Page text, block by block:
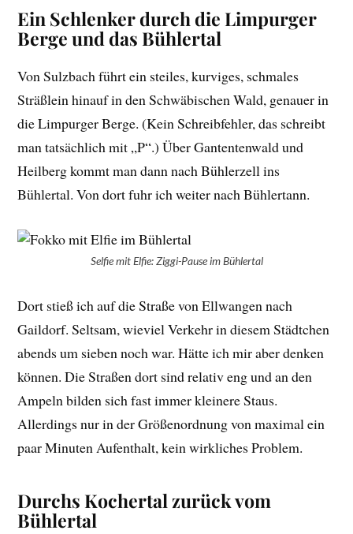
Ein Schlenker durch die Limpurger
Berge und das Bühlertal
Von Sulzbach führt ein steiles, kurviges, schmales
Sträßlein hinauf in den Schwäbischen Wald, genauer in
die Limpurger Berge. (Kein Schreibfehler, das schreibt
man tatsächlich mit „P“.) Über Gantentenwald und
Heilberg kommt man dann nach Bühlerzell ins
Bühlertal. Von dort fuhr ich weiter nach Bühlertann.
Selfie mit Elfie: Ziggi-Pause im Bühlertal
Dort stieß ich auf die Straße von Ellwangen nach
Gaildorf. Seltsam, wieviel Verkehr in diesem Städtchen
abends um sieben noch war. Hätte ich mir aber denken
können. Die Straßen dort sind relativ eng und an den
Ampeln bilden sich fast immer kleinere Staus.
Allerdings nur in der Größenordnung von maximal ein
paar Minuten Aufenthalt, kein wirkliches Problem.
Durchs Kochertal zurück vom
Bühlertal